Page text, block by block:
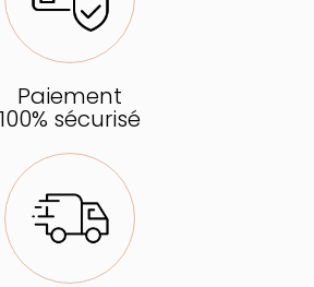
Paiement
100% sécurisé